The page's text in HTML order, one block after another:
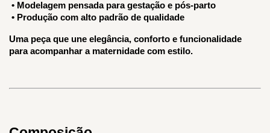
• Modelagem pensada para gestação e pós-parto
• Produção com alto padrão de qualidade
Uma peça que une elegância, conforto e funcionalidade
para acompanhar a maternidade com estilo.